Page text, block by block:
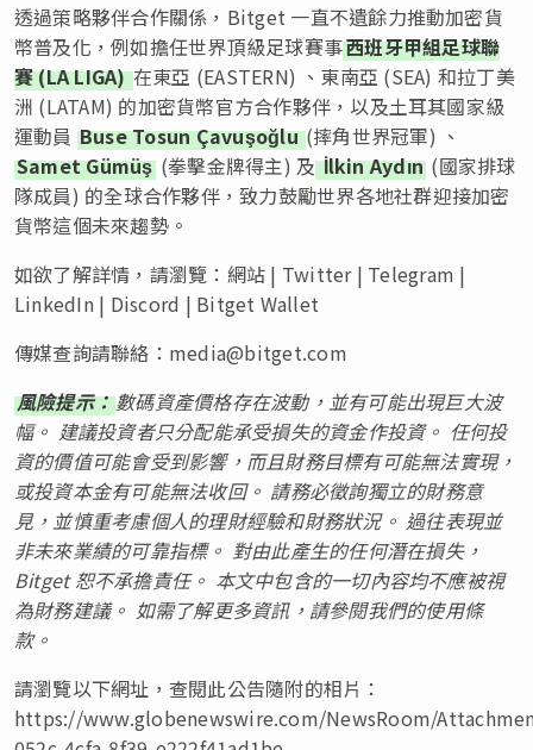
透過策略夥伴合作關係，Bitget 一直不遺餘力推動加密貨
幣普及化，例如擔任世界頂級足球賽事西班牙甲組足球聯
賽 (LA LIGA)在東亞 (EASTERN) 、東南亞 (SEA) 和拉丁美
洲 (LATAM) 的加密貨幣官方合作夥伴，以及土耳其國家級
運動員 Buse Tosun Çavuşoğlu(摔角世界冠軍) 、
Samet Gümüş(拳擊金牌得主) 及İlkin Aydın (國家排球
隊成員) 的全球合作夥伴，致力鼓勵世界各地社群迎接加密
貨幣這個未來趨勢。
如欲了解詳情，請瀏覽：網站 | Twitter | Telegram |
LinkedIn | Discord | Bitget Wallet
傳媒查詢請聯絡： media@bitget.com
風險提示：數碼資產價格存在波動，並有可能出現巨大波
幅。 建議投資者只分配能承受損失的資金作投資。 任何投
資的價值可能會受到影響，而且財務目標有可能無法實現，
或投資本金有可能無法收回。 請務必徵詢獨立的財務意
見，並慎重考慮個人的理財經驗和財務狀況。 過往表現並
非未來業績的可靠指標。 對由此產生的任何潛在損失，
Bitget 恕不承擔責任。 本文中包含的一切內容均不應被視
為財務建議。 如需了解更多資訊，請參閱我們的使用條
款。
請瀏覽以下網址，查閱此公告隨附的相片：
https://www.globenewswire.com/NewsRoom/